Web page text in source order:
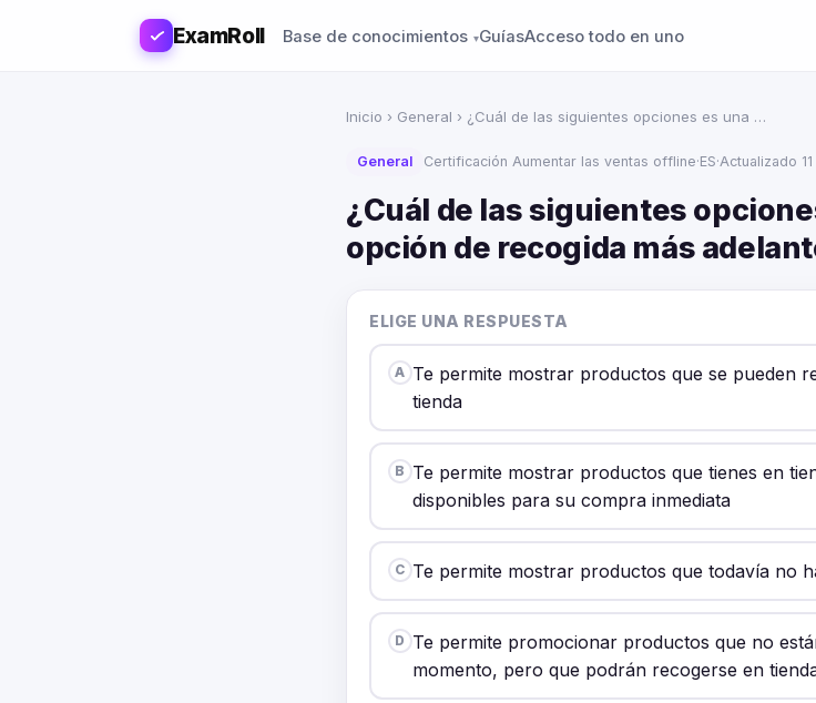
ExamRoll Base de conocimientos GuíasAcceso todo en uno
Inicio › General › ¿Cuál de las siguientes opciones es una …
General Certificación Aumentar las ventas offline·ES·Actualizado
¿Cuál de las siguientes
opción de recogida más
ELIGE UNA RESPUESTA
A Te permite mostrar productos que se pueden
tienda
B Te permite mostrar productos que tienes en
disponibles para su compra inmediata
C Te permite mostrar productos que todavía no
D Te permite promocionar productos que no
momento, pero que podrán recogerse en